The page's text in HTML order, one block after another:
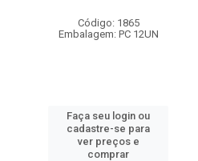
Código: 1865
Embalagem: PC 12UN
Faça seu login ou
cadastre-se para
ver preços e
comprar